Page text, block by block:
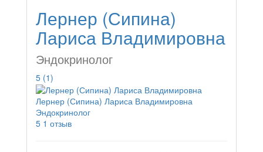
Лернер (Сипина)
Лариса Владимировна
Эндокринолог
5 (1)
Лернер (Сипина) Лариса Владимировна
Эндокринолог
5 1 отзыв